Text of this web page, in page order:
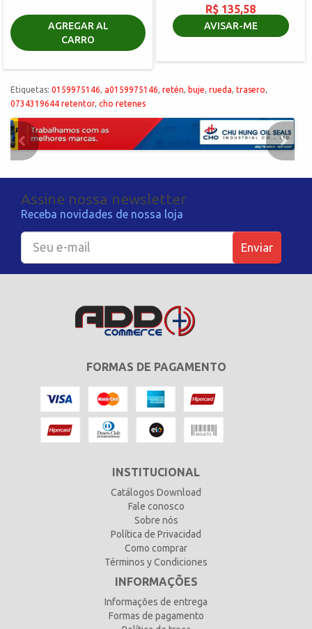
AGREGAR AL
CARRO
R$ 135,58
AVISAR-ME
Etiquetas: 0159975146 a0159975146 retén buje rueda trasero
0734319644 retentor, cho retenes
Assine nossa newsletter
Receba novidades de nossa loja
Enviar
FORMAS DE PAGAMENTO
INSTITUCIONAL
Catálogos Download
Fale conosco
Sobre nós
Política de Privacidad
Como comprar
Términos y Condiciones
INFORMAÇÕES
Informações de entrega
Formas de pagamento